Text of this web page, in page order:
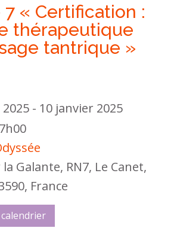
« Certification :
thérapeutique
tantrique »
- 10 janvier 2025
Galante, RN7, Le Canet,
France